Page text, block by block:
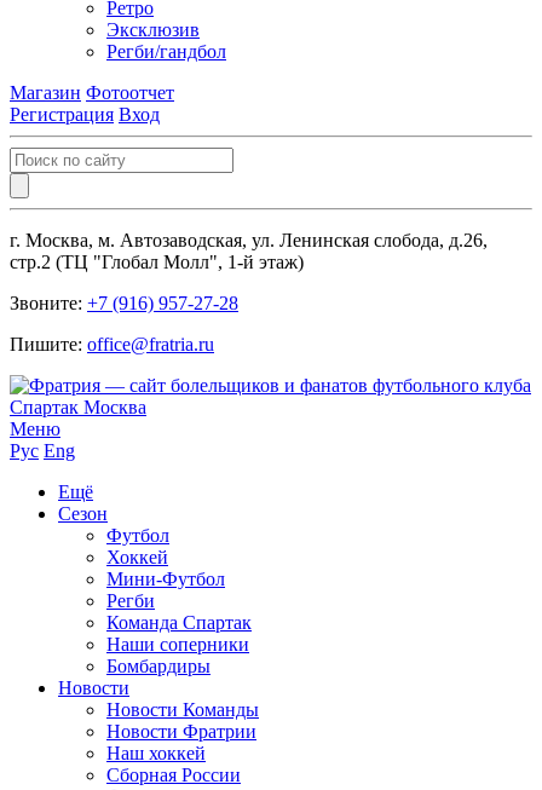
Ретро
Эксклюзив
Регби/гандбол
Магазин Фотоотчет
Регистрация Вход
г. Москва, м. Автозаводская, ул. Ленинская слобода, д.26,
стр.2 (ТЦ "Глобал Молл", 1-й этаж)
Звоните: +7 (916) 957-27-28
Пишите: office@fratria.ru
Меню
Рус Eng
Ещё
Сезон
Футбол
Хоккей
Мини-Футбол
Регби
Команда Спартак
Наши соперники
Бомбардиры
Новости
Новости Команды
Новости Фратрии
Наш хоккей
Сборная России